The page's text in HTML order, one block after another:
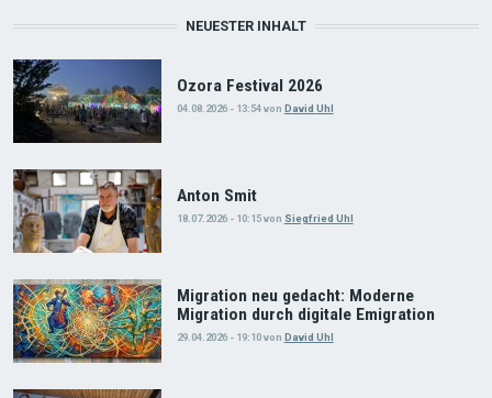
NEUESTER INHALT
Ozora Festival 2026
04.08.2026 - 13:54 von David Uhl
Anton Smit
18.07.2026 - 10:15 von Siegfried Uhl
Migration neu gedacht: Moderne
Migration durch digitale Emigration
29.04.2026 - 19:10 von David Uhl